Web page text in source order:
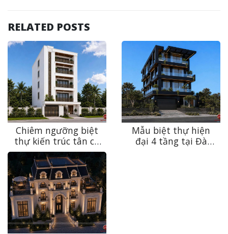
RELATED POSTS
Chiêm ngưỡng biệt
thự kiến trúc tân cổ
điển sang trọng, bền
vững theo thời gian
tại Ninh Bình
Mẫu biệt thự hiện
đại 4 tầng tại Đà